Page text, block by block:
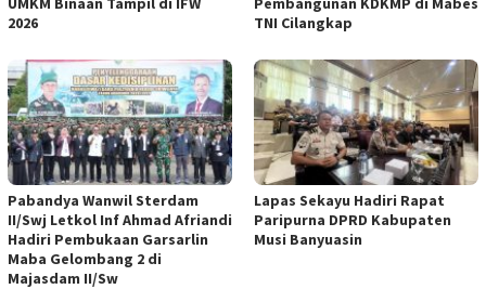
2026
TNI Cilangkap
Pabandya Wanwil Sterdam
II/Swj Letkol Inf Ahmad Afriandi
Hadiri Pembukaan Garsarlin
Maba Gelombang 2 di
Majasdam II/Sw
Lapas Sekayu Hadiri Rapat
Paripurna DPRD Kabupaten
Musi Banyuasin